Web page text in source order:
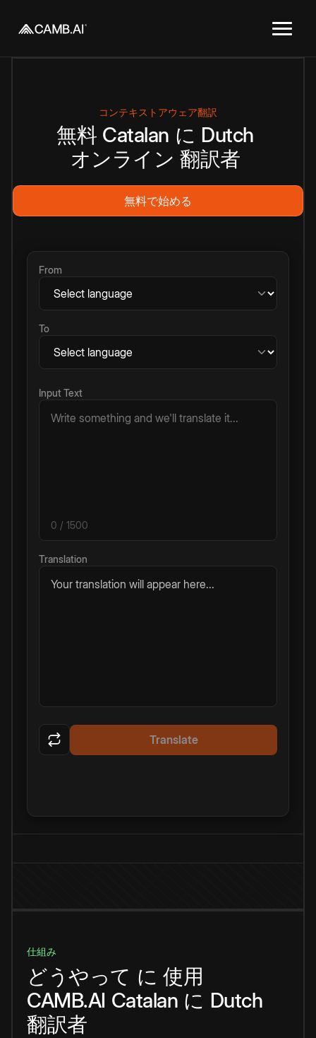
コンテキストアウェア翻訳
無料 Catalan に Dutch
オンライン 翻訳者
無料で始める
From
To
Input Text
0 / 1500
Translation
Your translation will appear here...
Translate
仕組み
どうやって に 使用
CAMB.AI Catalan に Dutch
翻訳者